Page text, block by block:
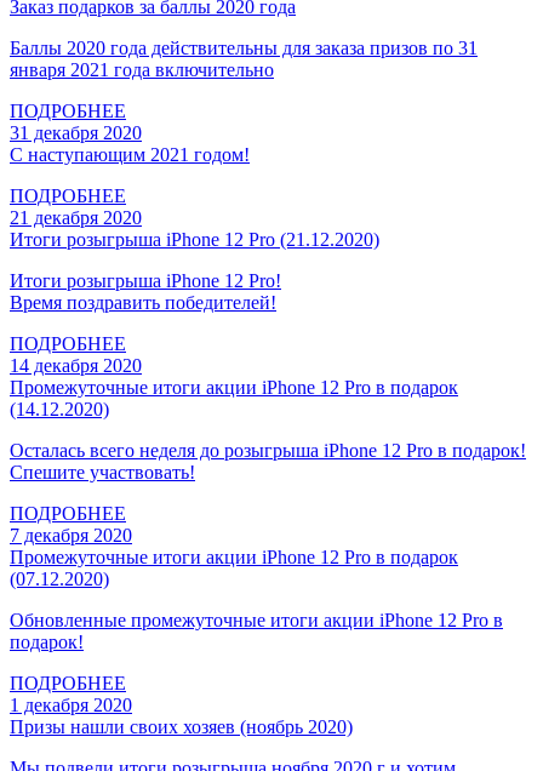
Заказ подарков за баллы 2020 года
Баллы 2020 года действительны для заказа призов по 31
января 2021 года включительно
ПОДРОБНЕЕ
31 декабря 2020
С наступающим 2021 годом!
ПОДРОБНЕЕ
21 декабря 2020
Итоги розыгрыша iPhone 12 Pro (21.12.2020)
Итоги розыгрыша iPhone 12 Pro!
Время поздравить победителей!
ПОДРОБНЕЕ
14 декабря 2020
Промежуточные итоги акции iPhone 12 Pro в подарок
(14.12.2020)
Осталась всего неделя до розыгрыша iPhone 12 Pro в подарок!
Спешите участвовать!
ПОДРОБНЕЕ
7 декабря 2020
Промежуточные итоги акции iPhone 12 Pro в подарок
(07.12.2020)
Обновленные промежуточные итоги акции iPhone 12 Pro в
подарок!
ПОДРОБНЕЕ
1 декабря 2020
Призы нашли своих хозяев (ноябрь 2020)